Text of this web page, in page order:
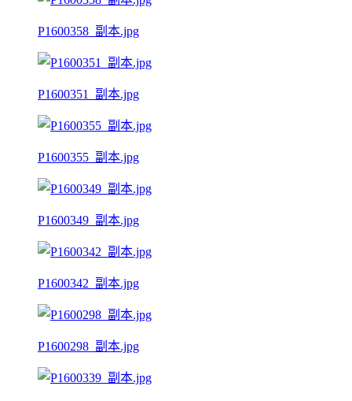
P1600358_副本.jpg
P1600351_副本.jpg
P1600355_副本.jpg
P1600349_副本.jpg
P1600342_副本.jpg
P1600298_副本.jpg